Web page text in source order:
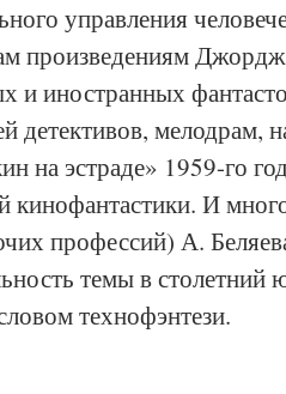
управления
произведениям
и иностранных
детективов, мелодрам,
на эстраде» 1959-го
кинофантастики. И
профессий) А.
темы в столетний
технофэнтези.